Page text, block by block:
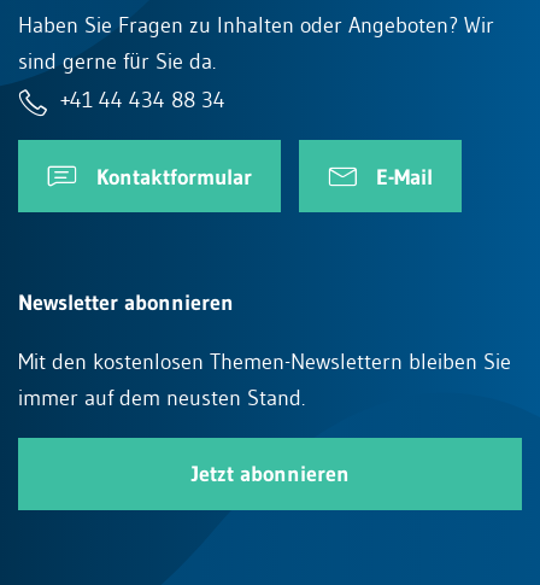
Haben Sie Fragen zu Inhalten oder Angeboten? Wir
sind gerne für Sie da.
+41 44 434 88 34
Kontaktformular E-Mail
Newsletter abonnieren
Mit den kostenlosen Themen-Newslettern bleiben Sie
immer auf dem neusten Stand.
Jetzt abonnieren